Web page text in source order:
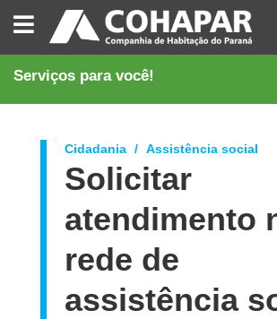
COMPANHIA
DE
HABITAÇÃO
DO
Serviços para você!
Cidadania Assistência social
Solicitar
atendimento
rede de
assistência